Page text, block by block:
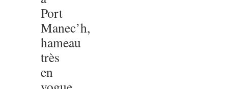
Port
Manec’h,
hameau
très
en